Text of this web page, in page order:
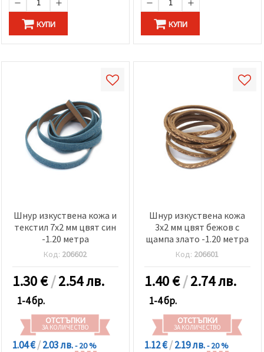
КУПИ КУПИ
Шнур изкуствена кожа и
текстил 7x2 мм цвят син
-1.20 метра
Код: 206602
1.30€/2.54 лв.
1-4 бр.
ОТСТЪПКИ
ЗА КОЛИЧЕСТВО
1.04 €/2.03 лв.- 20 %
Шнур изкуствена кожа
3x2 мм цвят бежов с
щампа злато -1.20 метра
Код: 206601
1.40€/2.74 лв.
1-4 бр.
ОТСТЪПКИ
ЗА КОЛИЧЕСТВО
1.12 €/2.19 лв.- 20 %